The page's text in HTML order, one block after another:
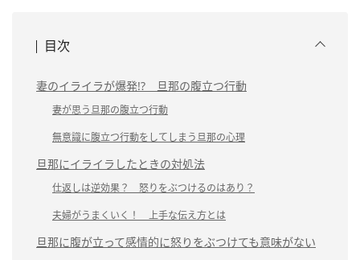
目次
妻のイライラが爆発!? 旦那の腹立つ行動
妻が思う旦那の腹立つ行動
無意識に腹立つ行動をしてしまう旦那の心理
旦那にイライラしたときの対処法
仕返しは逆効果？ 怒りをぶつけるのはあり？
夫婦がうまくいく！ 上手な伝え方とは
旦那に腹が立って感情的に怒りをぶつけても意味がない